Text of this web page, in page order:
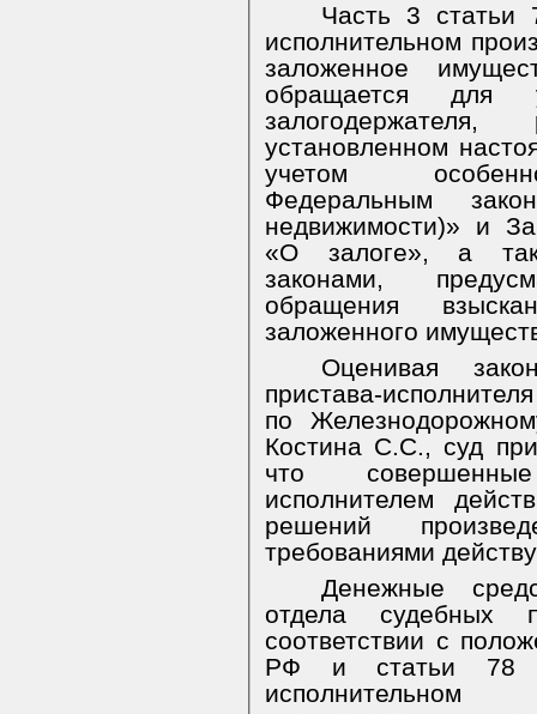
Часть 3 статьи
исполнительном
заложенное
обращается для
установленном
учетом
Федеральным
недвижимости)» и
«О залоге», а
законами,
обращения
заложенного
Оценивая
пристава-
по
Костина С.С., суд
что
исполнителем
решений
требованиями
Денежные
отдела судебных
соответствии с
РФ и статьи 78
исполнительном